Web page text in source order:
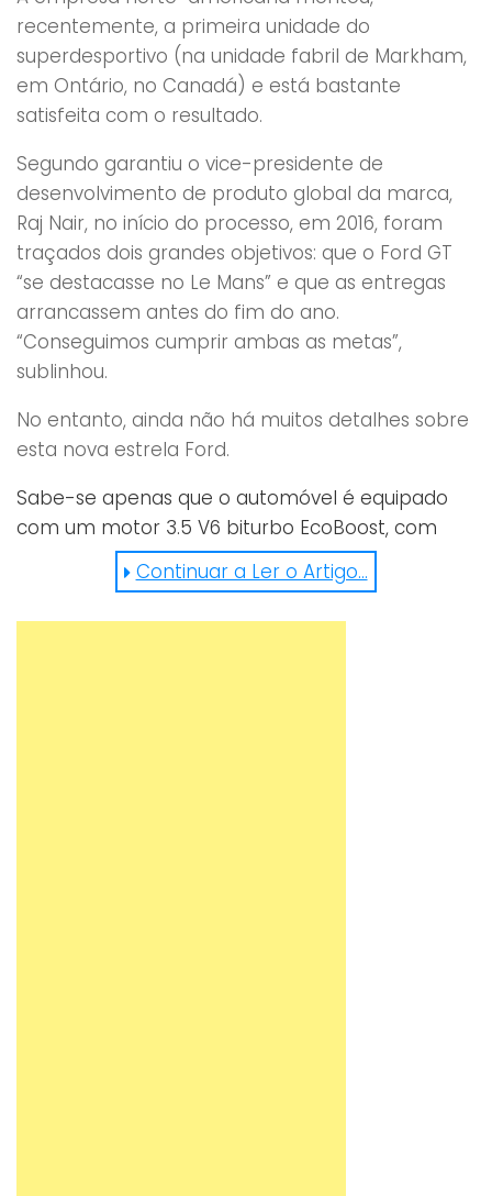
recentemente, a primeira unidade do
superdesportivo (na unidade fabril de Markham,
em Ontário, no Canadá) e está bastante
satisfeita com o resultado.
Segundo garantiu o vice-presidente de
desenvolvimento de produto global da marca,
Raj Nair, no início do processo, em 2016, foram
traçados dois grandes objetivos: que o Ford GT
“se destacasse no Le Mans” e que as entregas
arrancassem antes do fim do ano.
“Conseguimos cumprir ambas as metas”,
sublinhou.
No entanto, ainda não há muitos detalhes sobre
esta nova estrela Ford.
Sabe-se apenas que o automóvel é equipado
com um motor 3.5 V6 biturbo EcoBoost, com
mais de 600 cavalos de potência e que
consegue atingir os 320 km/h. Atenção: é
provável que não resista à beleza das seguintes
Continuar a Ler o Artigo...